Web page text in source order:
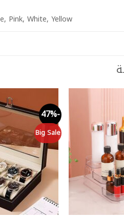
Pink, White, Yellow
wishlist
-47%
Big Sale